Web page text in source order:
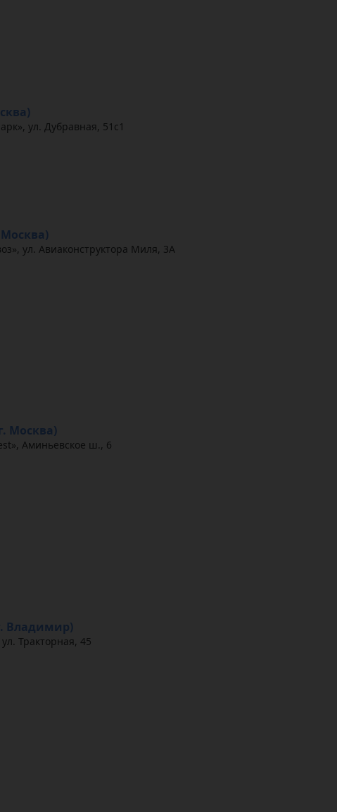
ул. Дубравная, 51с1
Москва)
ул. Авиаконструктора Миля, 3А
Москва)
Аминьевское ш., 6
Владимир)
Тракторная, 45